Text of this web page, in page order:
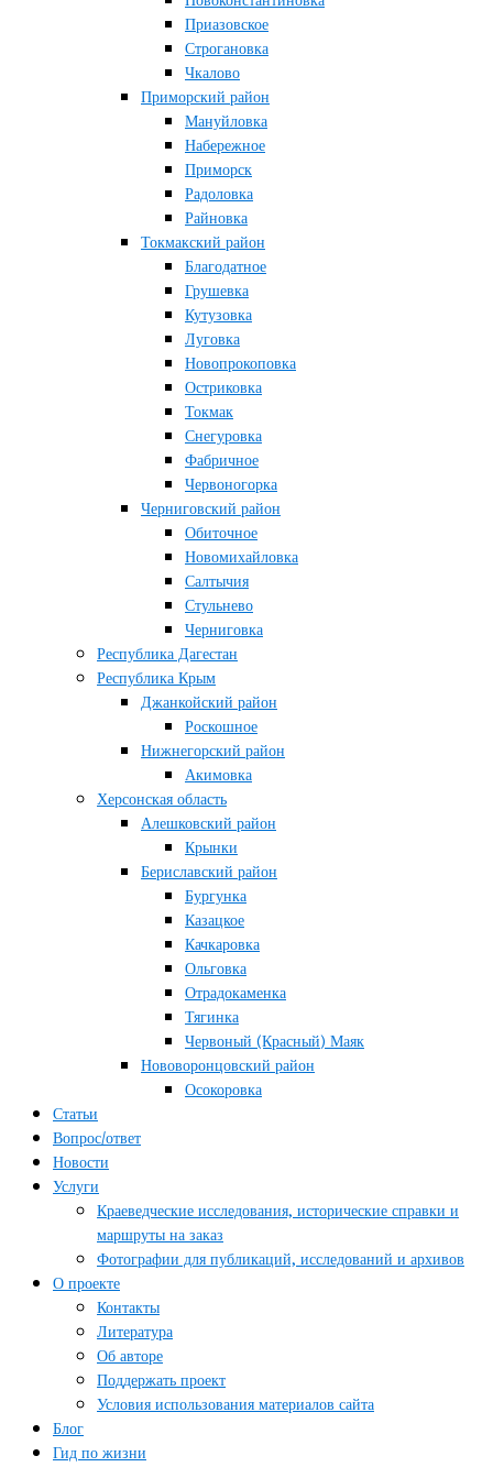
Приазовское
Строгановка
Чкалово
Приморский район
Мануйловка
Набережное
Приморск
Радоловка
Райновка
Токмакский район
Благодатное
Грушевка
Кутузовка
Луговка
Новопрокоповка
Остриковка
Токмак
Снегуровка
Фабричное
Червоногорка
Черниговский район
Обиточное
Новомихайловка
Салтычия
Стульнево
Черниговка
Республика Дагестан
Республика Крым
Джанкойский район
Роскошное
Нижнегорский район
Акимовка
Херсонская область
Алешковский район
Крынки
Бериславский район
Бургунка
Казацкое
Качкаровка
Ольговка
Отрадокаменка
Тягинка
Червоный (Красный) Маяк
Нововоронцовский район
Осокоровка
Статьи
Вопрос/ответ
Новости
Услуги
Краеведческие исследования, исторические справки и
маршруты на заказ
Фотографии для публикаций, исследований и архивов
О проекте
Контакты
Литература
Об авторе
Поддержать проект
Условия использования материалов сайта
Блог
Гид по жизни